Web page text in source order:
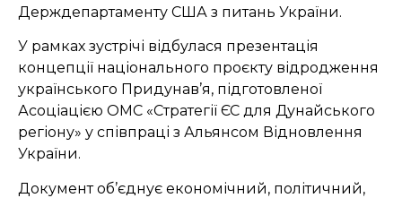
Держдепартаменту США з питань України.
У рамках зустрічі відбулася презентація
концепції національного проєкту відродження
українського Придунав’я, підготовленої
Асоціацією ОМС «Стратегії ЄС для Дунайського
регіону» у співпраці з Альянсом Відновлення
України.
Документ об’єднує економічний, політичний,